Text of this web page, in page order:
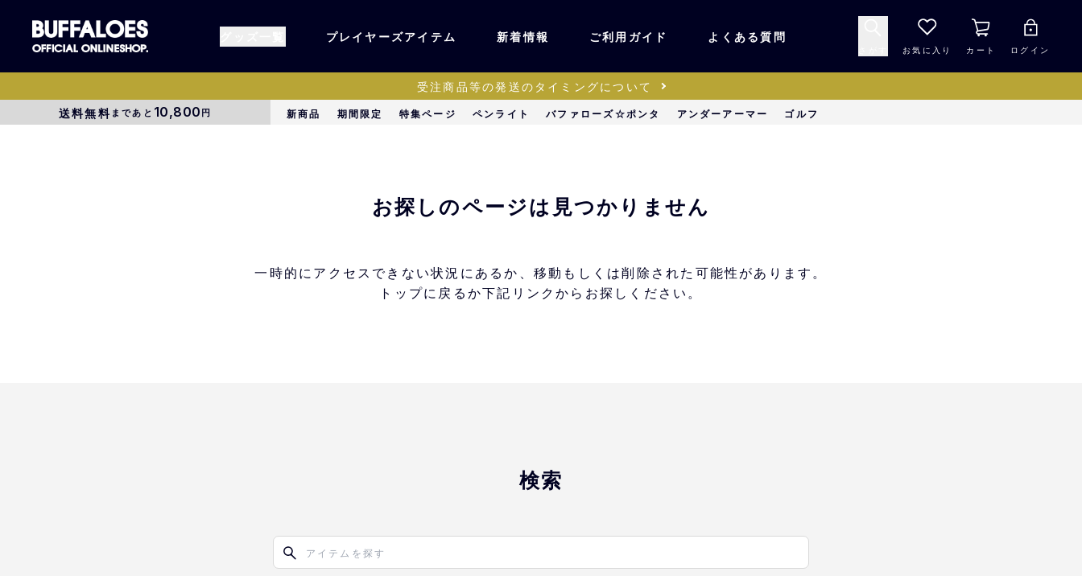
すべてのグッズ オーセンティック
ユニフォーム・ワッ
キャップ・ヘルメッ
キーホルダー
プレイヤーズアイテム 新着情報 ご利用ガイド よくある質問
お気に入り カート ログイン
受注商品等の発送のタイミングについて
送料無料まであと 10,800円 新商品 期間限定 特集ページ ペンライト バファローズ☆ポンタ アンダーアーマー ゴルフ
お探しのページは見つかりません
一時的にアクセスできない状況にあるか、移動もしくは削除された可能性があります。
トップに戻るか下記リンクからお探しください。
検索